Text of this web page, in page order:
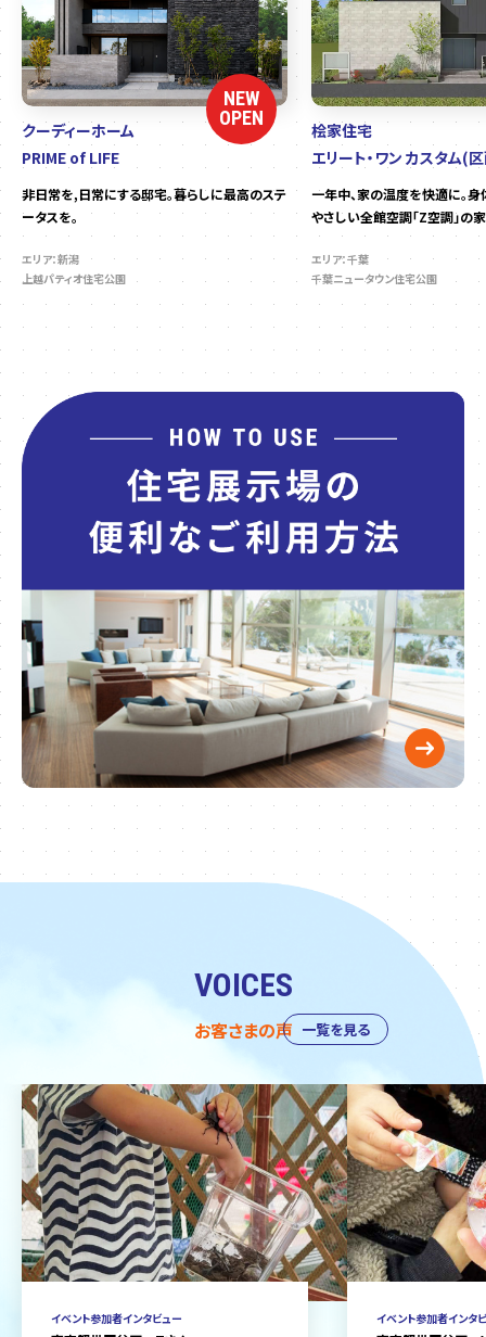
NEW
OPEN
クーディーホーム
PRIME of LIFE
非日常を,日常にする邸宅。暮らしに最高のステ
ータスを。
エリア：新潟
上越パティオ住宅公園
桧家住宅
エリート・ワン カスタム(
一年中、家の温度を快適に。
やさしい全館空調「Z空調」の家
エリア：千葉
千葉ニュータウン住宅公園
VOICES
お客さまの声
イベント参加者インタビュー イベント参加者インタ
一覧を見る